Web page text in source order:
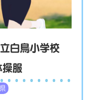
立白鳥小学校
操服